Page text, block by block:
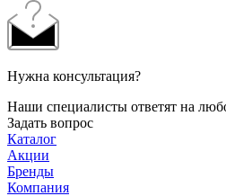
Нужна консультация?
Наши специалисты ответят на
Задать вопрос
Каталог
Акции
Бренды
Компания